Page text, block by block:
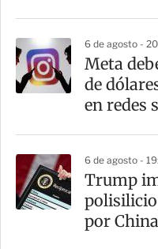
6 de agosto -
Meta
de
en redes
6 de agosto -
Trump
por China